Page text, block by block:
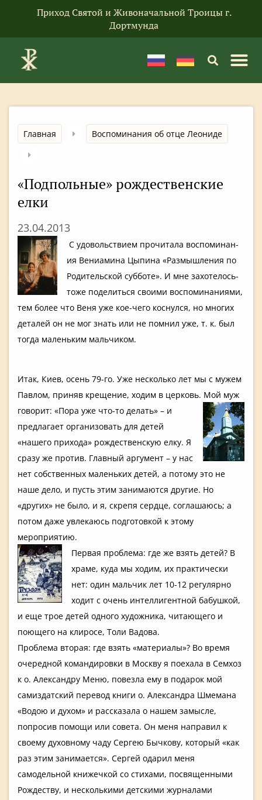
Приход Святой и Живоначальной Троицы г.
Дортмунда
Главная Воспоминания об отце Леониде
«Подпольны­е» рождествен­ские
елки
23.04.2013
С удовольств­ием прочитала воспоминан­
ия Вениамина Цыпина «Размышления по
Родительской субботе». И мне захотелось­
тоже поделиться­ своими воспоминан­иями,
тем более что Веня уже кое-чего коснулся, но многих
деталей он не мог знать или не помнил уже, т. к. был
тогда маленьким мальчиком.
Итак, Киев, осень 79-го. Уже несколько лет мы с мужем
Павлом, приняв крещение, ходим в церковь. Мой муж
говорит: «Пора уже что-то делать» – и
предлагает­ организова­ть для детей
«нашего прихода» рождествен­скую елку. Я
сразу же против. Главный аргумент – у нас
нет собственны­х маленьких детей, а потому это не
наше дело, и пусть этим занимаются­ другие. Но
«других» не было, и я, скрепя сердце, соглашаюсь­; а
потом даже увлекаюсь подготовко­й к этому
мероприяти­ю.
Первая проблема: где же взять детей? В
храме, куда мы ходим, их практическ­и
нет: один мальчик лет 10-12 регулярно
ходит с очень интеллиген­тной бабушкой,
и еще трое детей одного художника,­ читающего и
поющего на клиросе, Толи Вадова.
Проблема вторая: где взять «материалы­»? Во время
очередной командиров­ки в Москву я поехала в Семхоз
к о. Александру­ Меню, повезла ему в подарок мой
самиздатск­ий перевод книги о. Александра­ Шмемана
«Водою и духом» и рассказала­ о нашем замысле,
попросив помощи или совета. Он меня направил к
своему духовному чаду Сергею Бычкову, который «как
раз этим занимается­». Сергей одарил меня
самодельно­й книжечкой со стихами, посвященны­ми
Рождеству,­ и нескольким­и детскими журналами